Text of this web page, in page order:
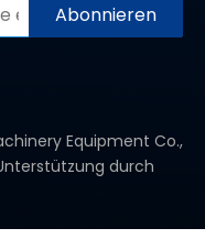
Abonnieren
Equipment Co.,
durch